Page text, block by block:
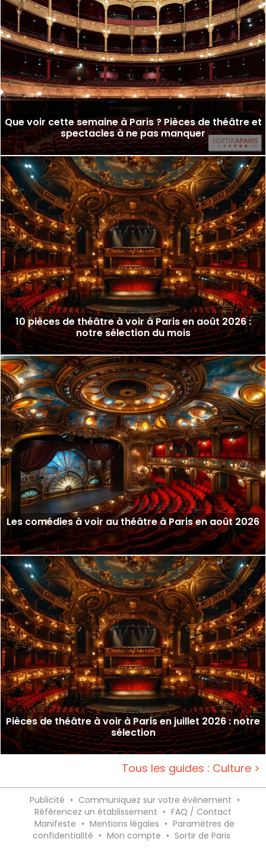
Que voir cette semaine à Paris ? Pièces de théâtre et
spectacles à ne pas manquer
10 pièces de théâtre à voir à Paris en août 2026 :
notre sélection du mois
Les comédies à voir au théâtre à Paris en août 2026
Pièces de théâtre à voir à Paris en juillet 2026 : notre
sélection
Tous les guides : Culture >
Publicité • Communiquez sur votre événement •
Référencez un établissement • FAQ / Contact
Manifeste • Mentions légales • Paramètres de
confidentialité • Mon compte • Sortir de Paris